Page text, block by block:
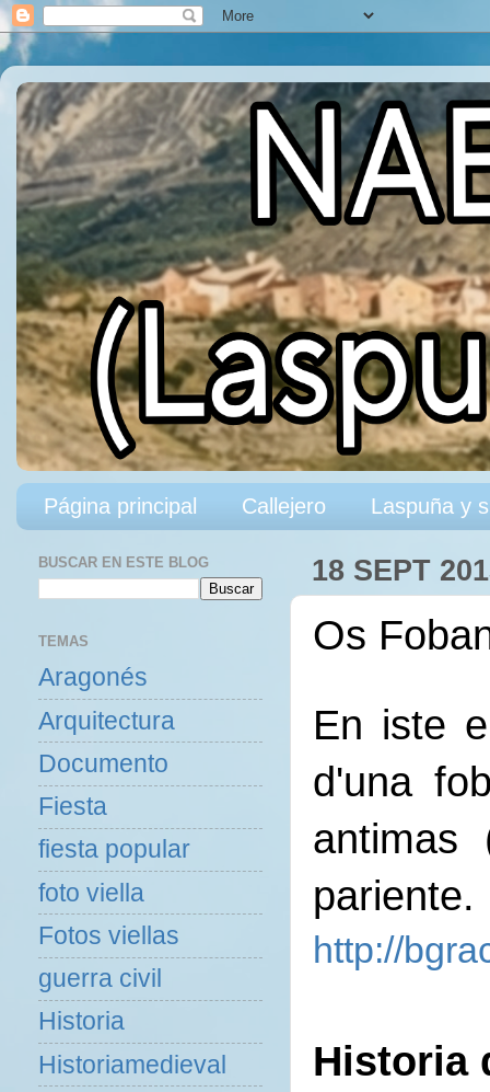
Página principal Callejero Laspuña y
18 SEPT
Os
En iste
d'una
pariente.
http://
Historia
BUSCAR EN ESTE BLOG
TEMAS
Aragonés
Arquitectura
Documento
Fiesta
fiesta popular
foto viella
Fotos viellas
guerra civil
Historia
Historiamedieval